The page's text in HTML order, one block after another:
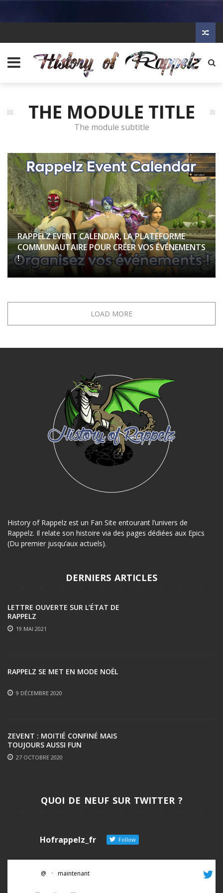
THE MODULE TITLE
The module subtitle
RAPPELZ EVENT CALENDAR, LA PLATEFORME
COMMUNAUTAIRE POUR CRÉER VOS ÉVÉNEMENTS
!
LOAD MORE
History of Rappelz est un Fan Site entourant l’univers de
Rappelz. Il relate son histoire via des pages dédiées aux Epics
(Du premier jusqu’aux actuels).
DERNIERS ARTICLES
LETTRE OUVERTE SUR L’ÉTAT DE
RAPPELZ
19 MAI 2021
RAPPELZ SE MET EN MODE NOËL
9 DÉCEMBRE 2020
ZEVENT : MOITIÉ CONFINÉ MAIS
TOUJOURS AUSSI FUN
27 OCTOBRE 2020
QUOI DE NEUF SUR TWITTER ?
Hofrappelz_fr Follow
@ · maintenant